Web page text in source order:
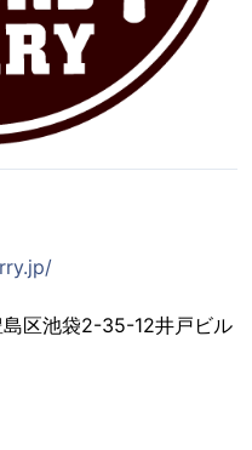
区池袋2-35-12井戸ビル